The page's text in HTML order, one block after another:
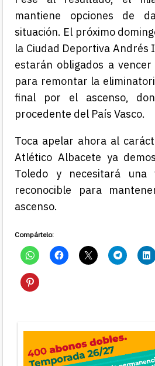
mantiene opciones de
situación. El próximo
la Ciudad Deportiva Andrés
estarán obligados a
para remontar la
final por el ascenso,
procedente del País Vasco.
Toca apelar ahora al
Atlético Albacete ya
Toledo y necesitará una
reconocible para
ascenso.
Compártelo: